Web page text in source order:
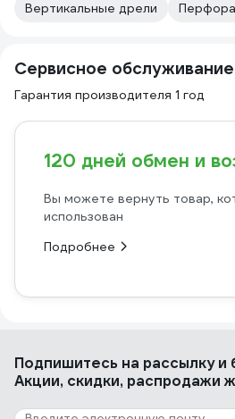
Вертикальные дрели
Сервисное обслуживание
Гарантия производителя 1 год
120 дней обмен и
Вы можете вернуть товар,
использован
Подробнее
Подпишитесь на рассылкуи
Акции, скидки, распродажи